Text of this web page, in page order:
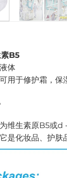
B5
体
可用于修护霜，保
维生素原B5或d
是化妆品、护肤